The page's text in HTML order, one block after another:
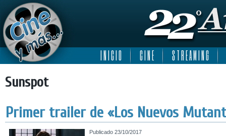
I N I C I O C I N E S T R E A M I N G
Sunspot
Primer trailer de «Los Nuevos
Publicado 23/10/2017